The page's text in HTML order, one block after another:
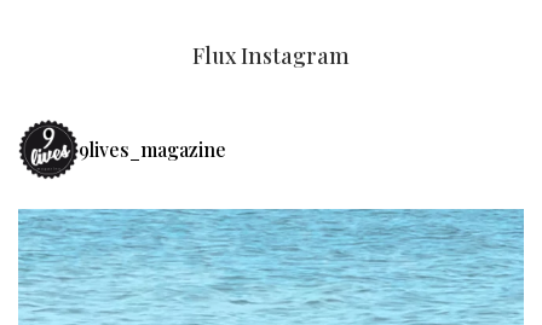
Flux Instagram
9lives_magazine